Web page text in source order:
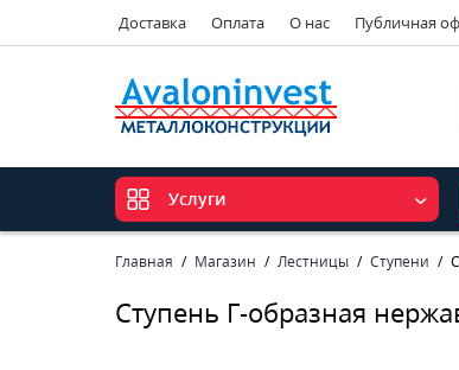
Доставка Оплата О нас Публичная
Услуги
Главная Магазин Лестницы Ступени
Ступень Г-образная